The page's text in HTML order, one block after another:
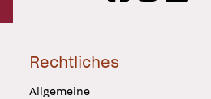
Rechtliches
Allgemeine